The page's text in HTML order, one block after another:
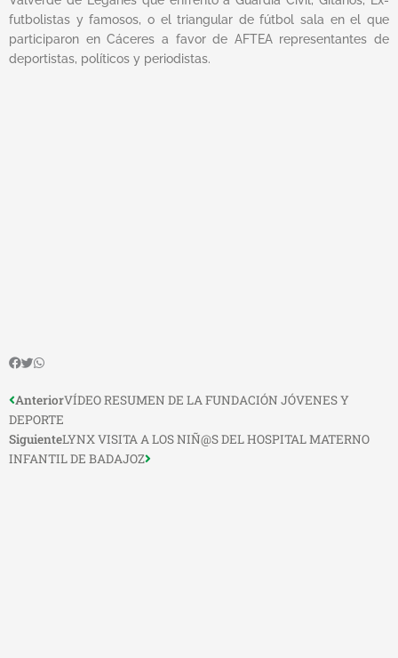
futbolistas y famosos, o el triangular de fútbol sala en el que
participaron en Cáceres a favor de AFTEA representantes de
deportistas, políticos y periodistas.
Ant
AnteriorVÍDEO RESUMEN DE LA FUNDACIÓN JÓVENES Y
DEPORTE
SiguienteLYNX VISITA A LOS NIÑ@S DEL HOSPITAL MATERNO
INFANTIL DE BADAJOZ
Siguiente